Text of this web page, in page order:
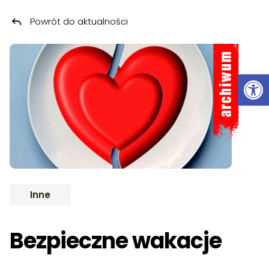
Przeskocz do treści
ARCHIWUM
Inne
Bezpieczne wakacje
Powrót do aktualności